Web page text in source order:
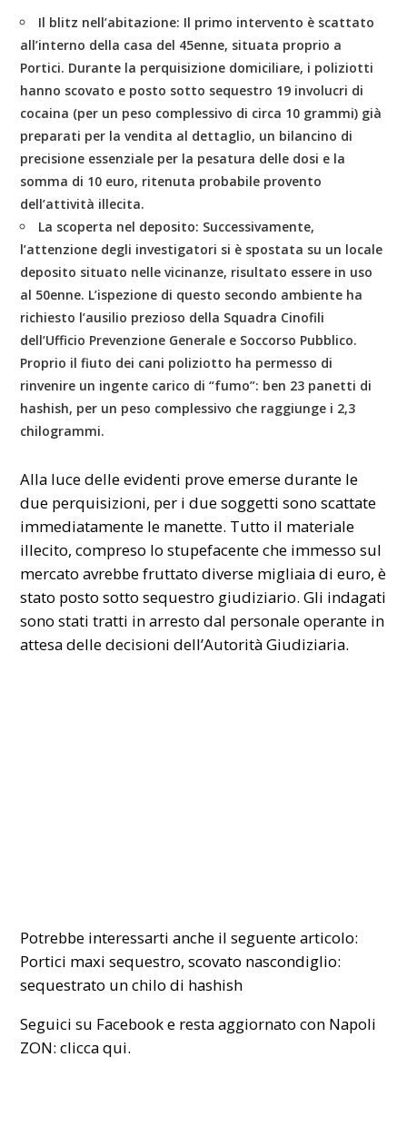
Il blitz nell’abitazione: Il primo intervento è scattato
all’interno della casa del 45enne, situata proprio a
Portici. Durante la perquisizione domiciliare, i poliziotti
hanno scovato e posto sotto sequestro 19 involucri di
cocaina (per un peso complessivo di circa 10 grammi) già
preparati per la vendita al dettaglio, un bilancino di
precisione essenziale per la pesatura delle dosi e la
somma di 10 euro, ritenuta probabile provento
dell’attività illecita.
La scoperta nel deposito: Successivamente,
l’attenzione degli investigatori si è spostata su un locale
deposito situato nelle vicinanze, risultato essere in uso
al 50enne. L’ispezione di questo secondo ambiente ha
richiesto l’ausilio prezioso della Squadra Cinofili
dell’Ufficio Prevenzione Generale e Soccorso Pubblico.
Proprio il fiuto dei cani poliziotto ha permesso di
rinvenire un ingente carico di “fumo”: ben 23 panetti di
hashish, per un peso complessivo che raggiunge i 2,3
chilogrammi.
Alla luce delle evidenti prove emerse durante le
due perquisizioni, per i due soggetti sono scattate
immediatamente le manette. Tutto il materiale
illecito, compreso lo stupefacente che immesso sul
mercato avrebbe fruttato diverse migliaia di euro, è
stato posto sotto sequestro giudiziario. Gli indagati
sono stati tratti in arresto dal personale operante in
attesa delle decisioni dell’Autorità Giudiziaria.
Potrebbe interessarti anche il seguente articolo:
Portici maxi sequestro, scovato nascondiglio:
sequestrato un chilo di hashish
Seguici su Facebook e resta aggiornato con Napoli
ZON:clicca qui.